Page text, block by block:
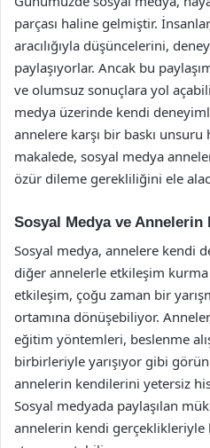
parçası haline gelmiştir.
aracılığıyla düşüncelerini,
paylaşıyorlar. Ancak bu
ve olumsuz sonuçlara yol
medya üzerinde kendi
annelere karşı bir baskı
makalede, sosyal medya
özür dileme gerekliliğini ele
Sosyal Medya ve Annelerin
Sosyal medya, annelere kendi
diğer annelerle etkileşim kurma
etkileşim, çoğu zaman bir
ortamına dönüşebiliyor.
eğitim yöntemleri, beslenme
birbirleriyle yarışıyor gibi
annelerin kendilerini yetersiz
Sosyal medyada paylaşılan
annelerin kendi gerçeklikleriyle